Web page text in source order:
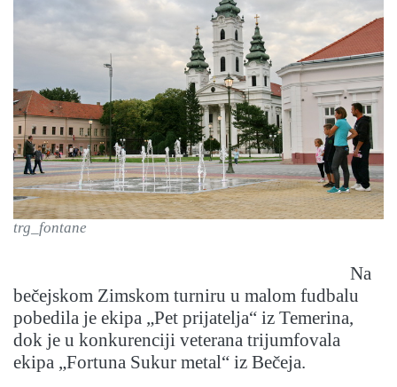
trg_fontane
Na
bečejskom Zimskom turniru u malom fudbalu
pobedila je ekipa „Pet prijatelja“ iz Temerina,
dok je u konkurenciji veterana trijumfovala
ekipa „Fortuna Sukur metal“ iz Bečeja.